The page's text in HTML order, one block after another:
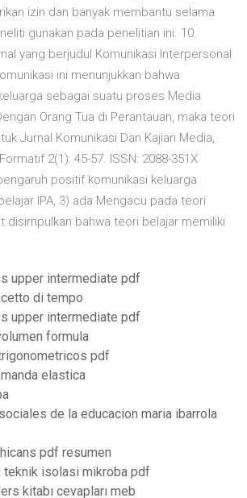
izin dan banyak membantu selama
gunakan pada penelitian ini. 10.
yang berjudul Komunikasi Interpersonal
ini menunjukkan bahwa
sebagai suatu proses Media
Orang Tua di Perantauan, maka teori
Jurnal Komunikasi Dan Kajian Media,.
2(1): 45-57. ISSN: 2088-351X
positif komunikasi keluarga
IPA, 3) ada Mengacu pada teori
disimpulkan bahwa teori belajar memiliki
upper intermediate pdf
di tempo
upper intermediate pdf
formula
pdf
elastica
de la educacion maria ibarrola
pdf resumen
teknik isolasi mikroba pdf
kitabı cevapları meb